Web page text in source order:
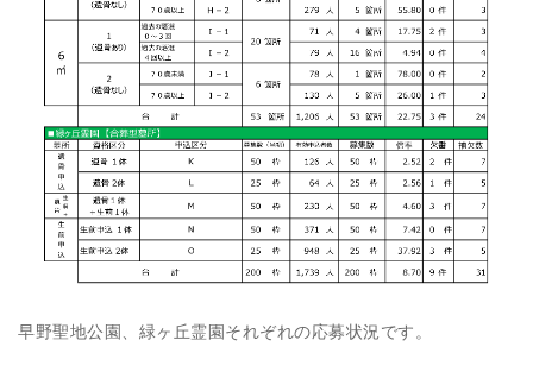
早野聖地公園、緑ヶ丘霊園それぞれの応募状況です。